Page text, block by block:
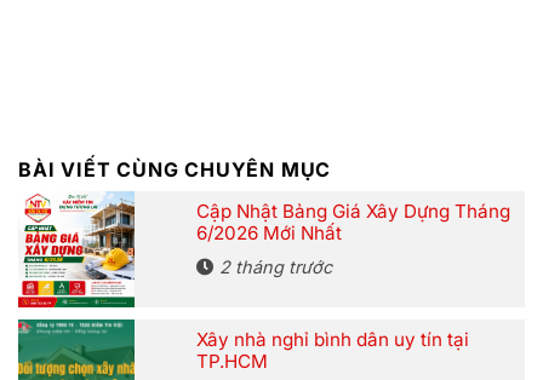
BÀI VIẾT CÙNG CHUYÊN MỤC
Cập Nhật Bảng Giá Xây Dựng Tháng
6/2026 Mới Nhất
2 tháng trước
Xây nhà nghỉ bình dân uy tín tại
TP.HCM